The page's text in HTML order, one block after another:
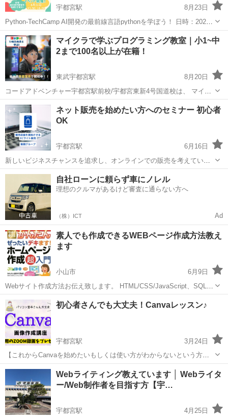
宇都宮駅
8月23日
Python-TechCamp AI開発の最前線言語pythonを学ぼう！ 日時：2024
年8月31日 13:30 – 16:30 場所：endoor, 日本、〒321-0945 栃木県宇都
宮市宿郷５丁目９−３ ...
栃木 宇都宮市 宇都宮駅 プログラミング Python
マイクラで学ぶプログラミング教室｜小1~中
2まで100名以上が在籍！
東武宇都宮駅
8月20日
コードアドベンチャー宇都宮駅前校/宇都宮東新4号国道校は、 マイン
クラフト×プログラミング×大人気YouTuberと学ぶ 新しいプログラミ
ング教室です！ ～当教室のおすすめポイントのまとめ～ ☆みんなに大
人気のマイ...
栃木 宇都宮市 東武宇都宮駅 プログラミング
マインクラフト
ネット販売を始めたい方へのセミナー 初心者
OK
宇都宮駅
6月16日
新しいビジネスチャンスを追求し、オンラインでの販売を考えている
方へ向けた「ECサイトの基礎から学ぶ 初心者向け販売方法セミナー」
が開催されます！ お問い合わせ&参加申し込みは下記の公式ラインか
ら https://lin....
栃木 宇都宮市 その他
自社ローンに頼らず車にノレル
理想のクルマがあるけど審査に通らない方へ
（株）ICT Ad
素人でも作成できるWEBページ作成方法教え
ます
小山市
6月9日
Webサイト作成方法お伝え致します。 HTML/CSS/JavaScript、SQL,
Ruby on Railsを知らなくても作成できます！ 型に当て込む型のwebサ
イト作成になるため、 基本的なpc操作ができる方であれ...
栃木 小山市 ホームページ作成
初心者さんでも大丈夫！Canvaレッスン♪
宇都宮駅
3月24日
【これからCanvaを始めたいもしくは使い方がわからないという方向
け】 基本機能をレクチャーしつつ、画像やスライド、サムネイルなど
の作成を見ながら、ご自分でも何か一つ完成させるという半分実践型
の講座です。 🌟チラ...
栃木 宇都宮市 宇都宮駅 その他 Canva
Webライティング教えています │ Webライタ
ー/Web制作者を目指す方【宇…
宇都宮駅 4月25日